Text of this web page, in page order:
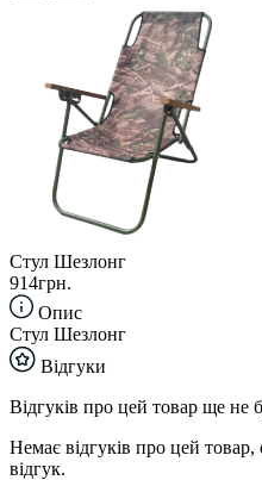
Стул Шезлонг
914грн.
Опис
Стул Шезлонг
Відгуки
Відгуків про цей товар ще не
Немає відгуків про цей
відгук.